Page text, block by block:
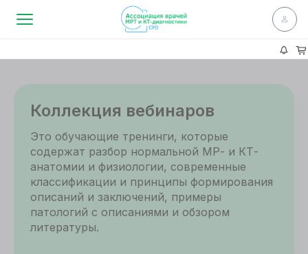
Коллекция вебинаров
Это обучающие тренинги, которые
содержат разбор нормальной МР- и КТ-
анатомии и физиологии, современные
классификации и принципы формирования
описаний и заключений, примеры
патологий с описаниями и обзором
литературы.